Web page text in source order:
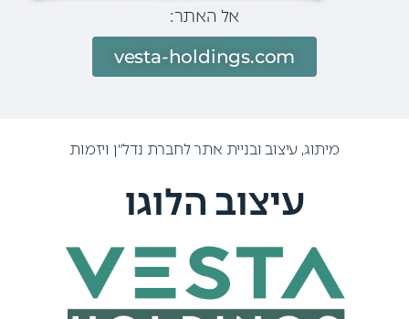
אל האתר:
vesta-holdings.com
מיתוג, עיצוב ובניית אתר לחברת נדל״ן ויזמות
עיצוב הלוגו